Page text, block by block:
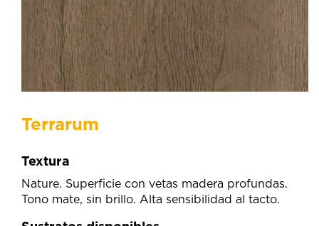
Terrarum
Textura
Nature. Superficie con vetas madera profundas.
Tono mate, sin brillo. Alta sensibilidad al tacto.